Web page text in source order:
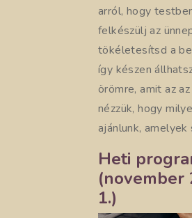
arról, hogy
felkészülj az
tökéletesítsd a
így készen
örömre, amit az
nézzük, hogy
ajánlunk,
Heti
(november
1.)